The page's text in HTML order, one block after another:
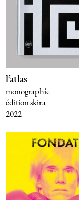
l’atlas
monographie
édition skira
2022